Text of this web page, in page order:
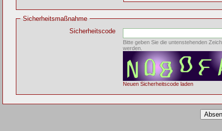
Sicherheitsmaßnahme
Sicherheitscode
Bitte geben Sie die untenstehenden
werden.
Neuen Sicherheitscode laden